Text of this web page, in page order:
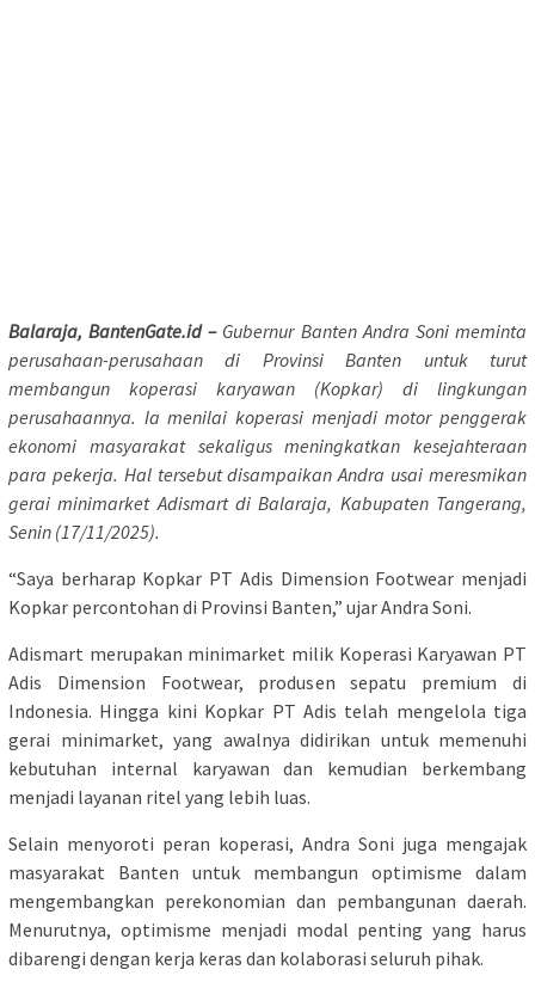
Balaraja, BantenGate.id –Gubernur Banten Andra Soni meminta
perusahaan-perusahaan di Provinsi Banten untuk turut
membangun koperasi karyawan (Kopkar) di lingkungan
perusahaannya. Ia menilai koperasi menjadi motor penggerak
ekonomi masyarakat sekaligus meningkatkan kesejahteraan
para pekerja. Hal tersebut disampaikan Andra usai meresmikan
gerai minimarket Adismart di Balaraja, Kabupaten Tangerang,
Senin (17/11/2025).
“Saya berharap Kopkar PT Adis Dimension Footwear menjadi
Kopkar percontohan di Provinsi Banten,” ujar Andra Soni.
Adismart merupakan minimarket milik Koperasi Karyawan PT
Adis Dimension Footwear, produsen sepatu premium di
Indonesia. Hingga kini Kopkar PT Adis telah mengelola tiga
gerai minimarket, yang awalnya didirikan untuk memenuhi
kebutuhan internal karyawan dan kemudian berkembang
menjadi layanan ritel yang lebih luas.
Selain menyoroti peran koperasi, Andra Soni juga mengajak
masyarakat Banten untuk membangun optimisme dalam
mengembangkan perekonomian dan pembangunan daerah.
Menurutnya, optimisme menjadi modal penting yang harus
dibarengi dengan kerja keras dan kolaborasi seluruh pihak.